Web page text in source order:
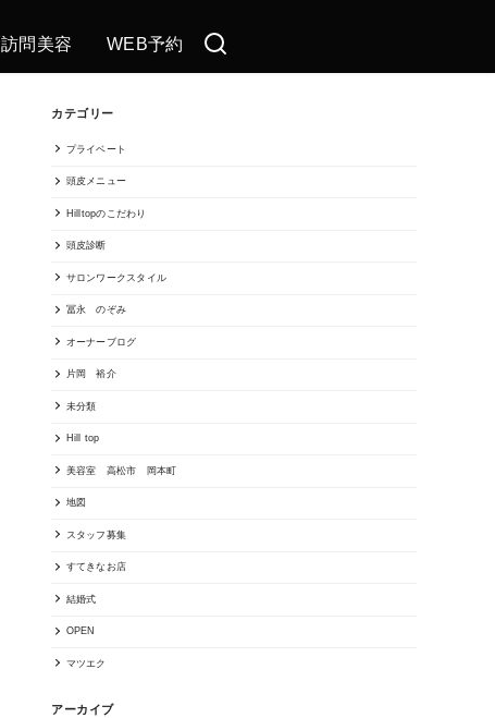
訪問美容 WEB予約
カテゴリー
プライベート
頭皮メニュー
Hilltopのこだわり
頭皮診断
サロンワークスタイル
冨永 のぞみ
オーナーブログ
片岡 裕介
未分類
Hill top
美容室 高松市 岡本町
地図
スタッフ募集
すてきなお店
結婚式
OPEN
マツエク
アーカイブ